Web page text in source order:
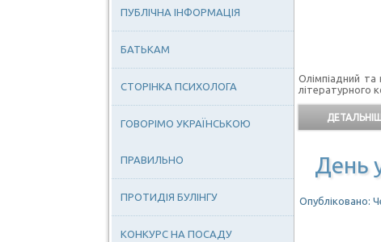
ПУБЛІЧНА ІНФОРМАЦІЯ
БАТЬКАМ
СТОРІНКА ПСИХОЛОГА
ГОВОРІМО УКРАЇНСЬКОЮ
ПРАВИЛЬНО
ПРОТИДІЯ БУЛІНГУ
КОНКУРС НА ПОСАДУ
Олімпіадний
літературного
День
Опубліковано: